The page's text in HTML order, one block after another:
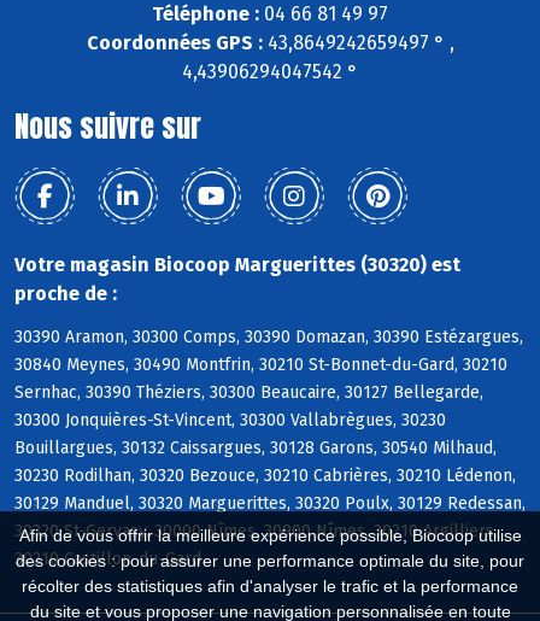
Afin de vous offrir la meilleure expérience possible, Biocoop utilise
des cookies : pour assurer une performance optimale du site, pour
récolter des statistiques afin d'analyser le trafic et la performance
du site et vous proposer une navigation personnalisée en toute
Téléphone : 04 66 81 49 97
Coordonnées GPS :43,8649242659497 ° ,
4,43906294047542 °
Nous suivre sur
Votre magasin Biocoop Marguerittes (30320) est
proche de :
30390 Aramon, 30300 Comps, 30390 Domazan, 30390 Estézargues,
30840 Meynes, 30490 Montfrin, 30210 St-Bonnet-du-Gard, 30210
Sernhac, 30390 Théziers, 30300 Beaucaire, 30127 Bellegarde,
30300 Jonquières-St-Vincent, 30300 Vallabrègues, 30230
Bouillargues, 30132 Caissargues, 30128 Garons, 30540 Milhaud,
30230 Rodilhan, 30320 Bezouce, 30210 Cabrières, 30210 Lédenon,
30129 Manduel, 30320 Marguerittes, 30320 Poulx, 30129 Redessan,
30320 St-Gervasy, 30000 Nîmes, 30900 Nîmes, 30210 Argilliers,
30210 Castillon-du-Gard